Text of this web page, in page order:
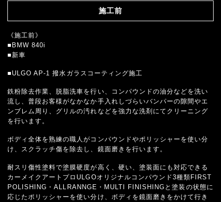
施工前
《施工前》
■BMW 840i
■新車
■ULGO AP-1 撥水ガラスコーティング施工
鉄粉除去作業、脱脂洗車を行い、コンパウンドの油分などを洗い
流し、普段お客様がなかなか手入れしづらいバンパーの隙間やエ
ンブレム周り、グリルの汚れなどを強力な洗剤にてクリーニング
を行います。
ボディ全体を熟練の職人がコンパウンドやポリッシャーを使い分
け、スクラッチ傷を除去し、鏡面磨きを行います。
耐スリ傷性塗料で塗膜硬度が高く、硬い、塗装面にも対応できる
カーメイクアートプロULGOオリジナルコンパウンド3種類FIRST
POLISHING・ALLRANNGE・MULTI FINISHINGと塗装の状態に
応じたポリッシャーを使い分け、ボディを鏡面磨きをかけて行き